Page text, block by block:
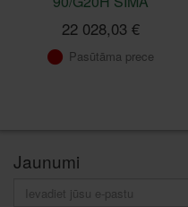
22 028,03 €
Pasūtāma prece
Jaunumi